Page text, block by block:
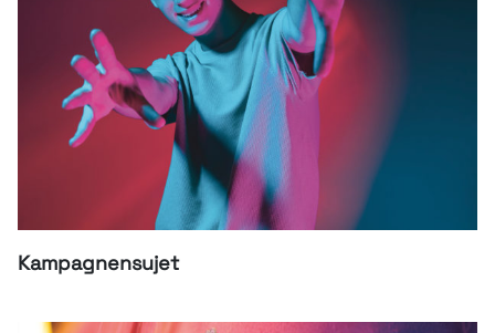
Kampagnensujet